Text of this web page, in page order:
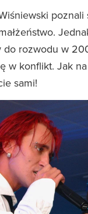
rozwodu w
w konflikt. Jak
sami!